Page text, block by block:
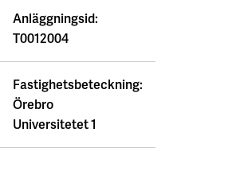
Anläggningsid:
T0012004
Fastighetsbeteckning:
Örebro
Universitetet 1